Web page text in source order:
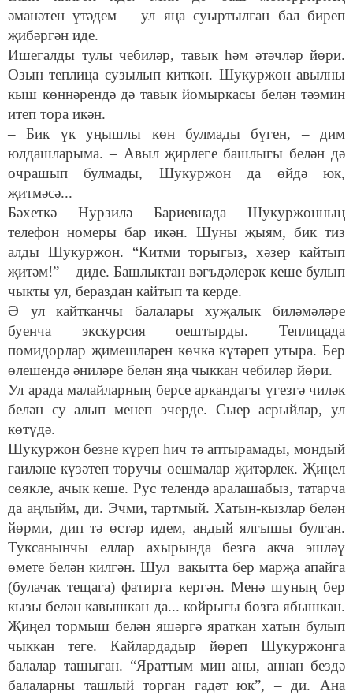
әманәтен үтәдем – ул яңа суыртылган бал биреп
җибәргән иде.
Ишегалды тулы чебиләр, тавык һәм әтәчләр йөри.
Озын теплица сузылып киткән. Шукуржон авылны
кыш көннәрендә дә тавык йомыркасы белән тәэмин
итеп тора икән.
– Бик үк уңышлы көн булмады бүген, – дим
юлдашларыма. – Авыл җирлеге башлыгы белән дә
очрашып булмады, Шукуржон да өйдә юк,
җитмәсә...
Бәхеткә Нурзилә Бариевнада Шукуржонның
телефон номеры бар икән. Шуны җыям, бик тиз
алды Шукуржон. “Китми торыгыз, хәзер кайтып
җитәм!” – диде. Башлыктан вәгъдәлерәк кеше булып
чыкты ул, бераздан кайтып та керде.
Ә ул кайтканчы балалары хуҗалык биләмәләре
буенча экскурсия оештырды. Теплицада
помидорлар җимешләрен көчкә күтәреп утыра. Бер
өлешендә әниләре белән яңа чыккан чебиләр йөри.
Ул арада малайларның берсе аркандагы үгезгә чиләк
белән су алып менеп эчерде. Сыер асрыйлар, ул
көтүдә.
Шукуржон безне күреп һич тә аптырамады, мондый
гаиләне күзәтеп торучы оешмалар җитәрлек. Җиңел
сөякле, ачык кеше. Рус телендә аралашабыз, татарча
да аңлыйм, ди. Эчми, тартмый. Хатын-кызлар белән
йөрми, дип тә өстәр идем, андый ялгышы булган.
Туксанынчы еллар ахырында безгә акча эшләү
өмете белән килгән. Шул вакытта бер марҗа апайга
(булачак тещага) фатирга кергән. Менә шуның бер
кызы белән кавышкан да... койрыгы бозга ябышкан.
Җиңел тормыш белән яшәргә яраткан хатын булып
чыккан теге. Кайлардадыр йөреп Шукуржонга
балалар ташыган. “Яраттым мин аны, аннан бездә
балаларны ташлый торган гадәт юк”, – ди. Ана